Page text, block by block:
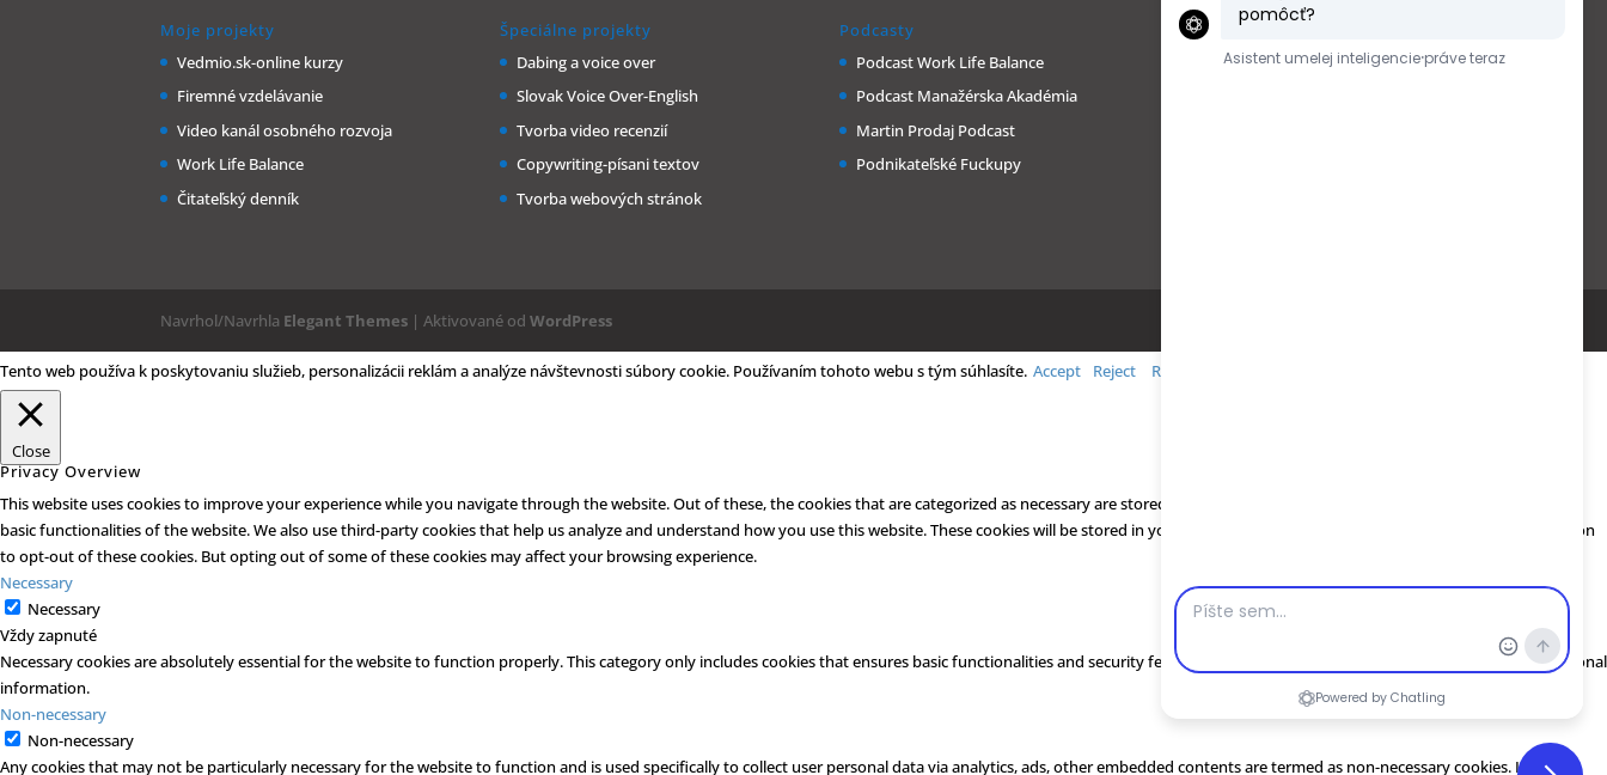
Moje projekty
Vedmio.sk-online kurzy
Firemné vzdelávanie
Video kanál osobného rozvoja
Work Life Balance
Čitateľský denník
Špeciálne projekty
Dabing a voice over
Slovak Voice Over-English
Tvorba video recenzií
Copywriting-písani textov
Tvorba webových stránok
Podcasty
Podcast Work Life Balance
Podcast Manažérska Akadémia
Martin Prodaj Podcast
Podnikateľské Fuckupy
Menu
Obchodné podmienky
Navrhol/Navrhla Elegant Themes | Aktivované odWordPress
Tento web používa k poskytovaniu služieb, personalizácii reklám a analýze návštevnosti súbory cookie. Používaním tohoto webu s tým súhlasíte. Accept Reject Read More
Close
Privacy Overview
This website uses cookies to improve your experience while you navigate through the website. Out of these, the cookies that are categorized as necessary are stored on your browser as they are essential for the working of
basic functionalities of the website. We also use third-party cookies that help us analyze and understand how you use this website. These cookies will be stored in your browser only with your consent. You also have the option
to opt-out of these cookies. But opting out of some of these cookies may affect your browsing experience.
Necessary
Necessary
Vždy zapnuté
Necessary cookies are absolutely essential for the website to function properly. This category only includes cookies that ensures basic functionalities and security features of the website. These cookies do not store any personal
information.
Non-necessary
Non-necessary
Any cookies that may not be particularly necessary for the website to function and is used specifically to collect user personal data via analytics, ads, other embedded contents are termed as non-necessary cookies. It is